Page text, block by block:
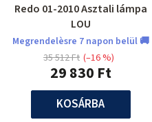
Redo 01-2010 Asztali lámpa
LOU
Megrendelèsre 7 napon belül 🚚
29 830 Ft
35 512 Ft (–16 %)
KOSÁRBA